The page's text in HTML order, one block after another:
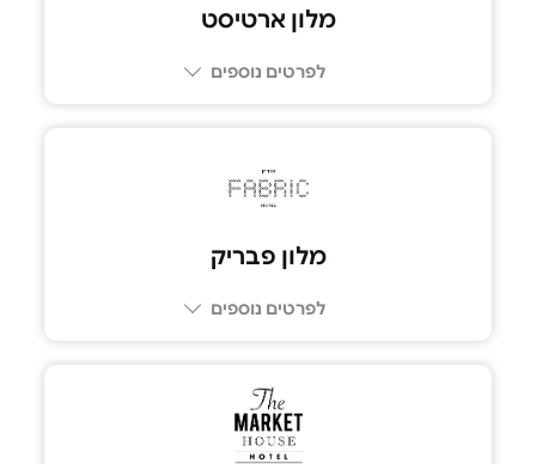
מלון ארטיסט
לפרטים נוספים
מלון פבריק
לפרטים נוספים